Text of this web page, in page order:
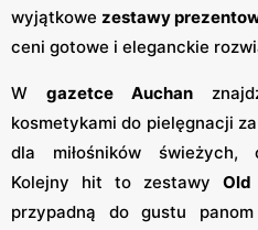
wyjątkowezestawy
ceni gotowe i eleganckie
W gazetce Auchan
kosmetykami do pielęgnacji za
dla miłośników świeżych,
Kolejny hit to zestawy Old
przypadną do gustu